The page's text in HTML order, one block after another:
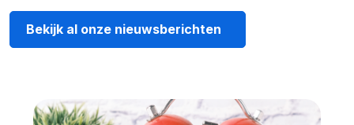
Bekijk al onze nieuwsberichten